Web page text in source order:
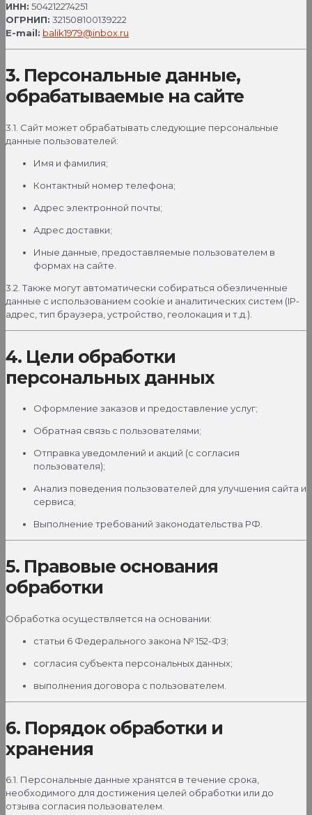
ИНН: 504212274251
ОГРНИП: 321508100139222
E-mail: balik1979@inbox.ru
3. Персональные данные,
обрабатываемые на сайте
3.1. Сайт может обрабатывать следующие персональные
данные пользователей:
Имя и фамилия;
Контактный номер телефона;
Адрес электронной почты;
Адрес доставки;
Иные данные, предоставляемые пользователем в
формах на сайте.
3.2. Также могут автоматически собираться обезличенные
данные с использованием cookie и аналитических систем (IP-
адрес, тип браузера, устройство, геолокация и т.д.).
4. Цели обработки
персональных данных
Оформление заказов и предоставление услуг;
Обратная связь с пользователями;
Отправка уведомлений и акций (с согласия
пользователя);
Анализ поведения пользователей для улучшения сайта и
сервиса;
Выполнение требований законодательства РФ.
5. Правовые основания
обработки
Обработка осуществляется на основании:
статьи 6 Федерального закона № 152-ФЗ;
согласия субъекта персональных данных;
выполнения договора с пользователем.
6. Порядок обработки и
хранения
6.1. Персональные данные хранятся в течение срока,
необходимого для достижения целей обработки или до
отзыва согласия пользователем.